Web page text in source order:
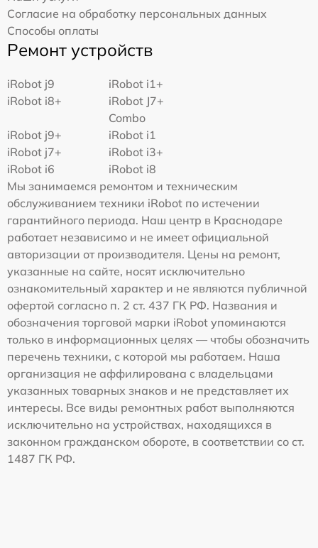
Согласие на обработку персональных данных
Способы оплаты
Ремонт устройств
iRobot j9
iRobot i1+
iRobot i8+
iRobot J7+
Combo
iRobot j9+
iRobot i1
iRobot j7+
iRobot i3+
iRobot i6
iRobot i8
Мы занимаемся ремонтом и техническим
обслуживанием техники iRobot по истечении
гарантийного периода. Наш центр в Краснодаре
работает независимо и не имеет официальной
авторизации от производителя. Цены на ремонт,
указанные на сайте, носят исключительно
ознакомительный характер и не являются публичной
офертой согласно п. 2 ст. 437 ГК РФ. Названия и
обозначения торговой марки iRobot упоминаются
только в информационных целях — чтобы обозначить
перечень техники, с которой мы работаем. Наша
организация не аффилирована с владельцами
указанных товарных знаков и не представляет их
интересы. Все виды ремонтных работ выполняются
исключительно на устройствах, находящихся в
законном гражданском обороте, в соответствии со ст.
1487 ГК РФ.